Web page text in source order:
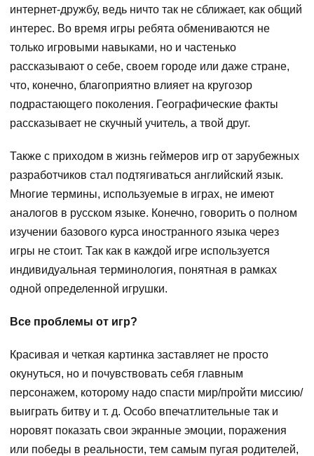
интернет-дружбу, ведь ничто так не сближает, как общий
интерес. Во время игры ребята обмениваются не
только игровыми навыками, но и частенько
рассказывают о себе, своем городе или даже стране,
что, конечно, благоприятно влияет на кругозор
подрастающего поколения. Географические факты
рассказывает не скучный учитель, а твой друг.
Также с приходом в жизнь геймеров игр от зарубежных
разработчиков стал подтягиваться английский язык.
Многие термины, используемые в играх, не имеют
аналогов в русском языке. Конечно, говорить о полном
изучении базового курса иностранного языка через
игры не стоит. Так как в каждой игре используется
индивидуальная терминология, понятная в рамках
одной определенной игрушки.
Все проблемы от игр?
Красивая и четкая картинка заставляет не просто
окунуться, но и почувствовать себя главным
персонажем, которому надо спасти мир/пройти миссию/
выиграть битву и т. д. Особо впечатлительные так и
норовят показать свои экранные эмоции, поражения
или победы в реальности, тем самым пугая родителей,